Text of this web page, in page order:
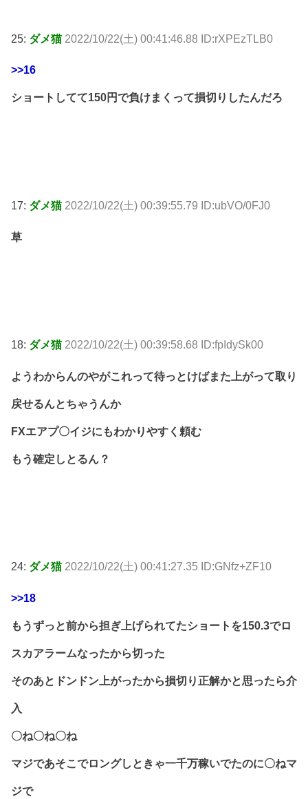
25: ダメ猫 2022/10/22(土) 00:41:46.88 ID:rXPEzTLB0
>>16
ショートしてて150円で負けまくって損切りしたんだろ
17: ダメ猫 2022/10/22(土) 00:39:55.79 ID:ubVO/0FJ0
草
18: ダメ猫 2022/10/22(土) 00:39:58.68 ID:fpIdySk00
ようわからんのやがこれって待っとけばまた上がって取り
戻せるんとちゃうんか
FXエアプ〇イジにもわかりやすく頼む
もう確定しとるん？
24: ダメ猫 2022/10/22(土) 00:41:27.35 ID:GNfz+ZF10
>>18
もうずっと前から担ぎ上げられてたショートを150.3でロ
スカアラームなったから切った
そのあとドンドン上がったから損切り正解かと思ったら介
入
〇ね〇ね〇ね
マジであそこでロングしときゃ一千万稼いでたのに〇ねマ
ジで